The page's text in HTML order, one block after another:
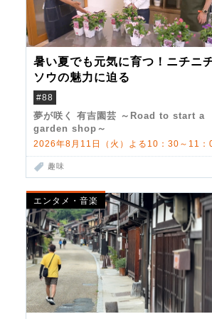
暑い夏でも元気に育つ！ニチニ
ソウの魅力に迫る
#88
夢が咲く 有吉園芸 ～Road to start a
garden shop～
2026年8月11日（火）よる10：30～11：
趣味
エンタメ・音楽